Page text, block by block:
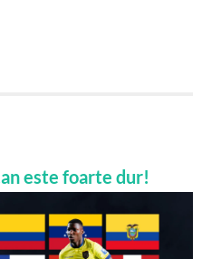
este foarte dur!